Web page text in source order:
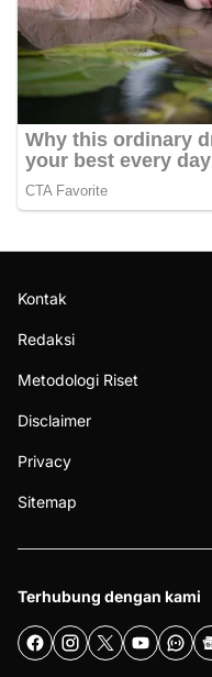
Kontak
Redaksi
Metodologi Riset
Disclaimer
Privacy
Sitemap
Terhubung dengan kami